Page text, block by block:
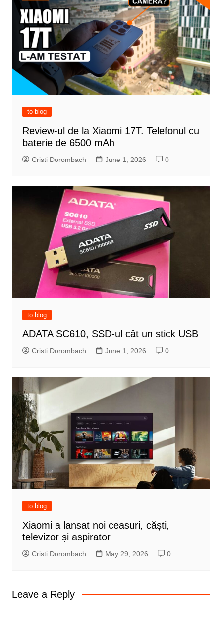
to blog
Review-ul de la Xiaomi 17T. Telefonul cu
baterie de 6500 mAh
Cristi Dorombach June 1, 2026 0
to blog
ADATA SC610, SSD-ul cât un stick USB
Cristi Dorombach June 1, 2026 0
to blog
Xiaomi a lansat noi ceasuri, căști,
televizor și aspirator
Cristi Dorombach May 29, 2026 0
Leave a Reply